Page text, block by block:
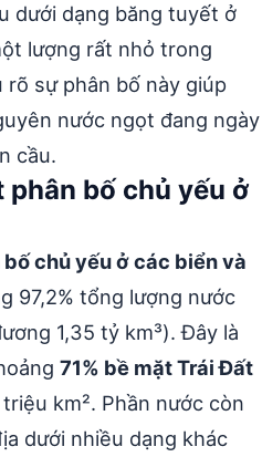
dưới dạng băng tuyết ở
lượng rất nhỏ trong
sự phân bố này giúp
nước ngọt đang ngày
cầu.
bố chủ yếu ở
chủ yếu ở các biển và
97,2% tổng lượng nước
1,35 tỷ km³). Đây là
71% bề mặt Trái Đất
km². Phần nước còn
dưới nhiều dạng khác